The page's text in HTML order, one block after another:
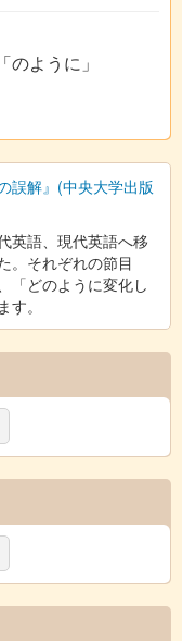
「のように」
誤解』(中央大学出版
英語、現代英語へ移
。それぞれの節目
「どのように変化し
。